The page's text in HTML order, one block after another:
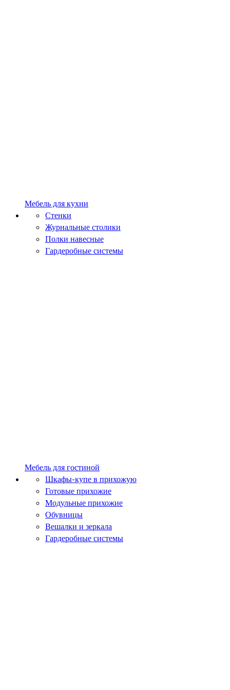
Мебель для кухни
Стенки
Журнальные столики
Полки навесные
Гардеробные системы
Мебель для гостиной
Шкафы-купе в прихожую
Готовые прихожие
Модульные прихожие
Обувницы
Вешалки и зеркала
Гардеробные системы